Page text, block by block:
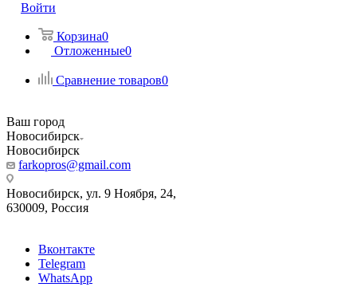
Войти
Корзина0
Отложенные0
Сравнение товаров0
Ваш город
Новосибирск
Новосибирск
farkopros@gmail.com
Новосибирск, ул. 9 Ноября, 24,
630009, Россия
Вконтакте
Telegram
WhatsApp